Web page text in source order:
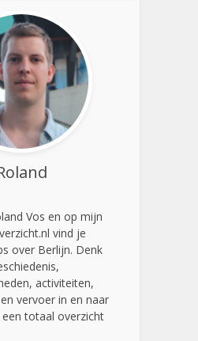
Vos en op mijn
vind je
over Berlijn. Denk
activiteiten,
vervoer in en naar
totaal overzicht